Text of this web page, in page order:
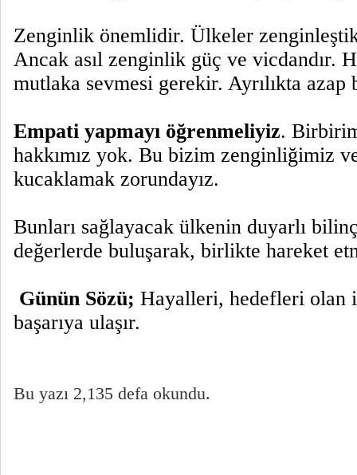
Zenginlik önemlidir. Ülkeler
Ancak asıl zenginlik güç ve vicdandır.
mutlaka sevmesi gerekir. Ayrılıkta
Empati yapmayı öğrenmeliyiz.
hakkımız yok. Bu bizim zenginliğimiz
kucaklamak zorundayız.
Bunları sağlayacak ülkenin duyarlı
değerlerde buluşarak, birlikte hareket
Günün Sözü; Hayalleri, hedefleri olan
başarıya ulaşır.
Bu yazı 2,135 defa okundu.